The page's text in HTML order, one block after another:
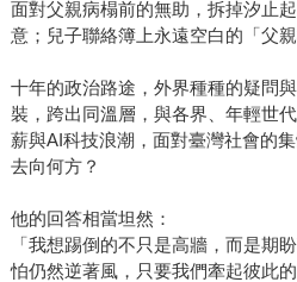
面對父親病榻前的無助，拆掉汐止
意；兒子聯絡簿上永遠空白的「父
十年的政治路途，外界種種的疑問
裝，跨出同溫層，與各界、年輕世
薪與AI科技浪潮，面對臺灣社會的
去向何方？
他的回答相當坦然：
「我想踢倒的不只是高牆，而是期
怕仍然逆著風，只要我們牽起彼此